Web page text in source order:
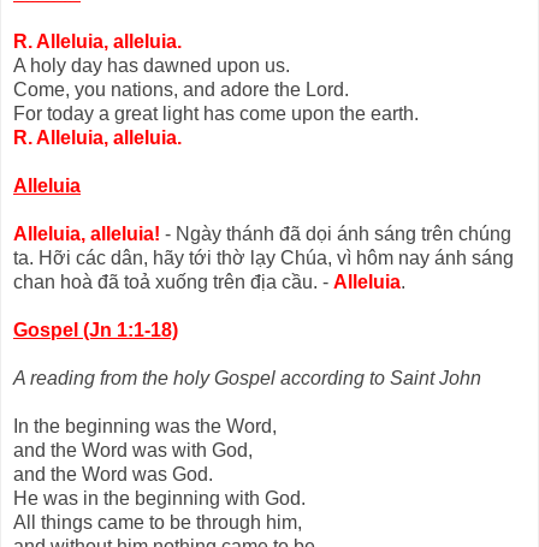
R. Alleluia, alleluia.
A holy day has dawned upon us.
Come, you nations, and adore the Lord.
For today a great light has come upon the earth.
R. Alleluia, alleluia.
Alleluia
Alleluia, alleluia! - Ngày thánh đã dọi ánh sáng trên chúng
ta. Hỡi các dân, hãy tới thờ lạy Chúa, vì hôm nay ánh sáng
chan hoà đã toả xuống trên địa cầu. - Alleluia.
Gospel (Jn 1:1-18)
A reading from the holy Gospel according to Saint John
In the beginning was the Word,
and the Word was with God,
and the Word was God.
He was in the beginning with God.
All things came to be through him,